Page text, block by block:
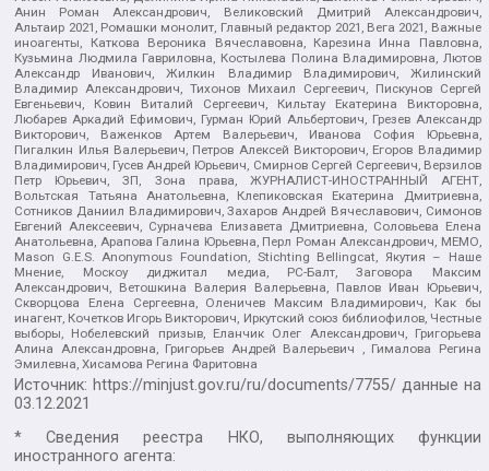
Анин Роман Александрович, Великовский Дмитрий Александрович,
Альтаир 2021, Ромашки монолит, Главный редактор 2021, Вега 2021, Важные
иноагенты, Каткова Вероника Вячеславовна, Карезина Инна Павловна,
Кузьмина Людмила Гавриловна, Костылева Полина Владимировна, Лютов
Александр Иванович, Жилкин Владимир Владимирович, Жилинский
Владимир Александрович, Тихонов Михаил Сергеевич, Пискунов Сергей
Евгеньевич, Ковин Виталий Сергеевич, Кильтау Екатерина Викторовна,
Любарев Аркадий Ефимович, Гурман Юрий Альбертович, Грезев Александр
Викторович, Важенков Артем Валерьевич, Иванова София Юрьевна,
Пигалкин Илья Валерьевич, Петров Алексей Викторович, Егоров Владимир
Владимирович, Гусев Андрей Юрьевич, Смирнов Сергей Сергеевич, Верзилов
Петр Юрьевич, ЗП, Зона права, ЖУРНАЛИСТ-ИНОСТРАННЫЙ АГЕНТ,
Вольтская Татьяна Анатольевна, Клепиковская Екатерина Дмитриевна,
Сотников Даниил Владимирович, Захаров Андрей Вячеславович, Симонов
Евгений Алексеевич, Сурначева Елизавета Дмитриевна, Соловьева Елена
Анатольевна, Арапова Галина Юрьевна, Перл Роман Александрович, МЕМО,
Mason G.E.S. Anonymous Foundation, Stichting Bellingcat, Якутия – Наше
Мнение, Москоу диджитал медиа, РС-Балт, Заговора Максим
Александрович, Ветошкина Валерия Валерьевна, Павлов Иван Юрьевич,
Скворцова Елена Сергеевна, Оленичев Максим Владимирович, Как бы
инагент, Кочетков Игорь Викторович, Иркутский союз библиофилов, Честные
выборы, Нобелевский призыв, Еланчик Олег Александрович, Григорьева
Алина Александровна, Григорьев Андрей Валерьевич , Гималова Регина
Эмилевна, Хисамова Регина Фаритовна
Источник: https://minjust.gov.ru/ru/documents/7755/ данные на
03.12.2021
* Сведения реестра НКО, выполняющих функции
иностранного агента: